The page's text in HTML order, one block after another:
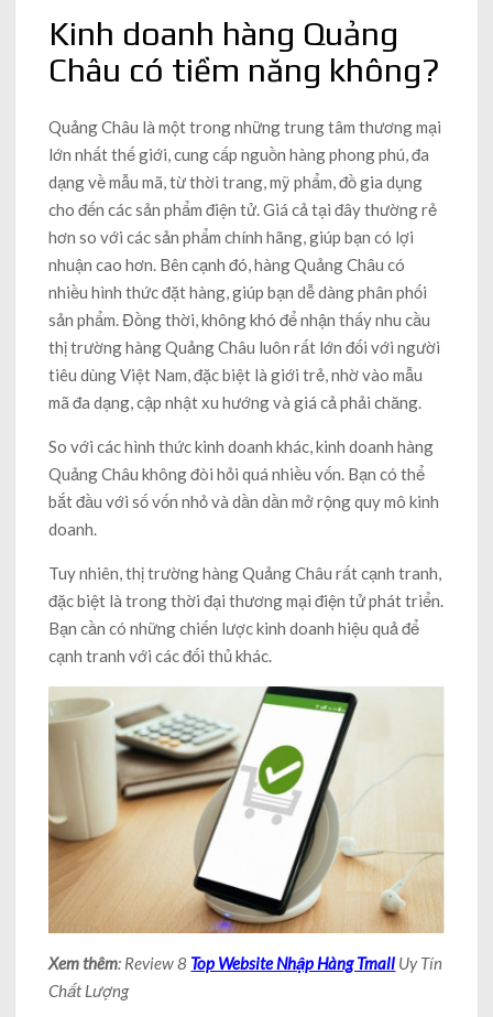
Kinh doanh hàng Quảng
Châu có tiềm năng không?
Quảng Châu là một trong những trung tâm thương mại
lớn nhất thế giới, cung cấp nguồn hàng phong phú, đa
dạng về mẫu mã, từ thời trang, mỹ phẩm, đồ gia dụng
cho đến các sản phẩm điện tử. Giá cả tại đây thường rẻ
hơn so với các sản phẩm chính hãng, giúp bạn có lợi
nhuận cao hơn. Bên cạnh đó, hàng Quảng Châu có
nhiều hình thức đặt hàng, giúp bạn dễ dàng phân phối
sản phẩm. Đồng thời, không khó để nhận thấy nhu cầu
thị trường hàng Quảng Châu luôn rất lớn đối với người
tiêu dùng Việt Nam, đặc biệt là giới trẻ, nhờ vào mẫu
mã đa dạng, cập nhật xu hướng và giá cả phải chăng.
So với các hình thức kinh doanh khác, kinh doanh hàng
Quảng Châu không đòi hỏi quá nhiều vốn. Bạn có thể
bắt đầu với số vốn nhỏ và dần dần mở rộng quy mô kinh
doanh.
Tuy nhiên, thị trường hàng Quảng Châu rất cạnh tranh,
đặc biệt là trong thời đại thương mại điện tử phát triển.
Bạn cần có những chiến lược kinh doanh hiệu quả để
cạnh tranh với các đối thủ khác.
Xem thêm: Review 8 Top Website Nhập Hàng Tmall Uy Tín
Chất Lượng